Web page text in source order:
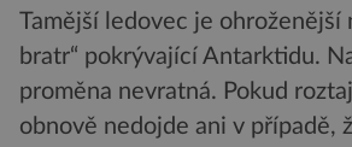
Tamější ledovec je ohroženější
bratr“ pokrývající Antarktidu.
proměna nevratná. Pokud
obnově nedojde ani v případě,